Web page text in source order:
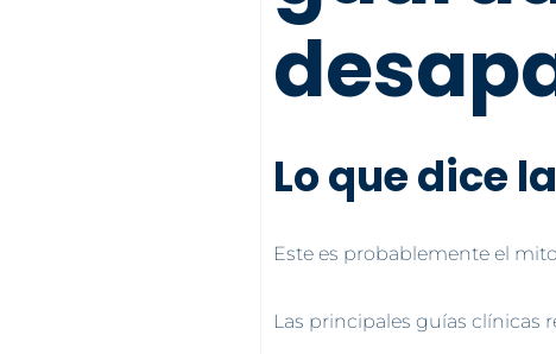
Lo que dice
Este es probablemente el
Las principales guías clínicas